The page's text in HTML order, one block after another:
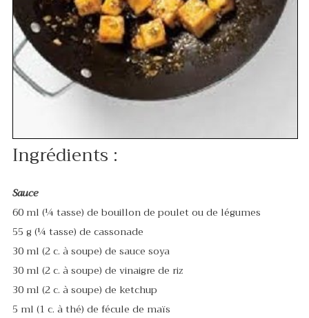
Ingrédients :
Sauce
60 ml (¼ tasse) de bouillon de poulet ou de légumes
55 g (¼ tasse) de cassonade
30 ml (2 c. à soupe) de sauce soya
30 ml (2 c. à soupe) de vinaigre de riz
30 ml (2 c. à soupe) de ketchup
5 ml (1 c. à thé) de fécule de maïs